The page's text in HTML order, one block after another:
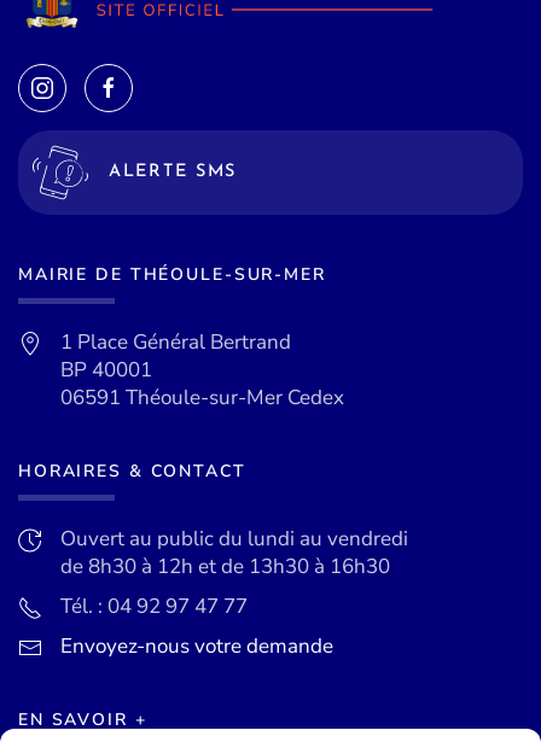
ALERTE SMS
MAIRIE DE THÉOULE-SUR-MER
1 Place Général Bertrand
BP 40001
06591 Théoule-sur-Mer Cedex
HORAIRES & CONTACT
Ouvert au public du lundi au vendredi
de 8h30 à 12h et de 13h30 à 16h30
Tél. : 04 92 97 47 77
Envoyez-nous votre demande
EN SAVOIR +